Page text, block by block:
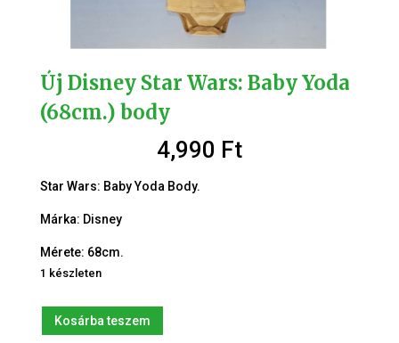
Új Disney Star Wars: Baby Yoda
(68cm.) body
4,990 Ft
Star Wars: Baby Yoda Body.
Márka: Disney
Mérete: 68cm.
1 készleten
Disney
Kosárba teszem